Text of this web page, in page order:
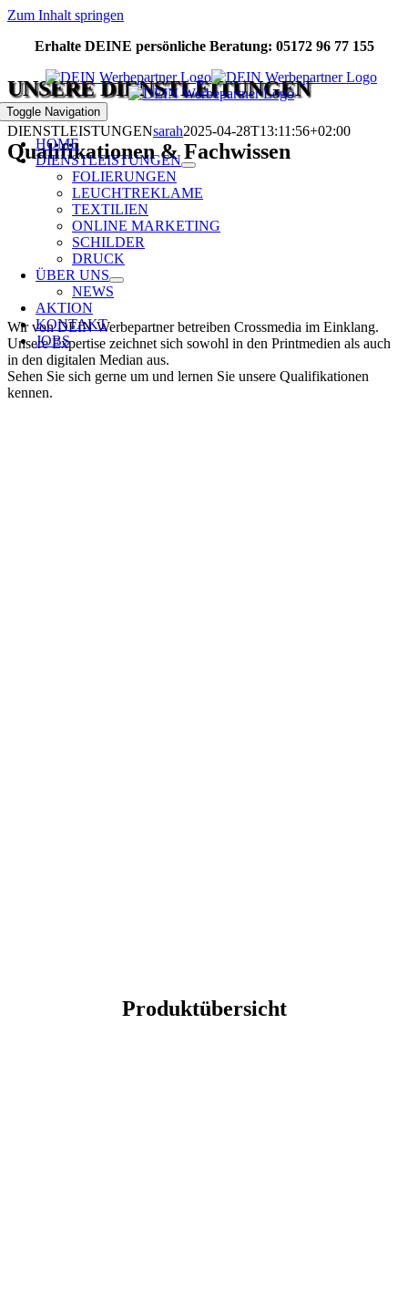
Zum Inhalt springen
Erhalte DEINE persönliche Beratung: 05172 96 77 155
Toggle Navigation
HOME
DIENSTLEISTUNGEN
FOLIERUNGEN
LEUCHTREKLAME
TEXTILIEN
ONLINE MARKETING
SCHILDER
DRUCK
ÜBER UNS
NEWS
AKTION
KONTAKT
JOBS
UNSERE DIENSTLEITUNGEN
DIENSTLEISTUNGENsarah2025-04-28T13:11:56+02:00
Qualifikationen & Fachwissen
Wir von DEIN Werbepartner betreiben Crossmedia im Einklang.
Unsere Expertise zeichnet sich sowohl in den Printmedien als auch
in den digitalen Median aus.
Sehen Sie sich gerne um und lernen Sie unsere Qualifikationen
kennen.
Produktübersicht